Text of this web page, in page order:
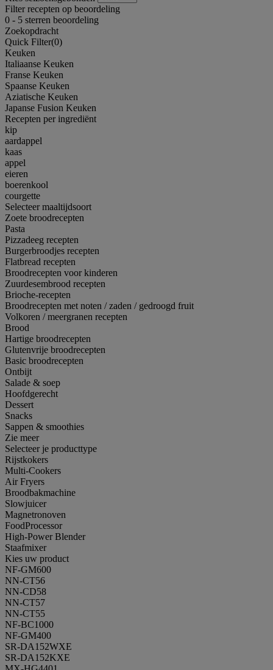
Filter recepten op beoordeling
0 - 5 sterren beoordeling
Zoekopdracht
Quick Filter(0)
Keuken
Italiaanse Keuken
Franse Keuken
Spaanse Keuken
Aziatische Keuken
Japanse Fusion Keuken
Recepten per ingrediënt
kip
aardappel
kaas
appel
eieren
boerenkool
courgette
Selecteer maaltijdsoort
Zoete broodrecepten
Pasta
Pizzadeeg recepten
Burgerbroodjes recepten
Flatbread recepten
Broodrecepten voor kinderen
Zuurdesembrood recepten
Brioche-recepten
Broodrecepten met noten / zaden / gedroogd fruit
Volkoren / meergranen recepten
Brood
Hartige broodrecepten
Glutenvrije broodrecepten
Basic broodrecepten
Ontbijt
Salade & soep
Hoofdgerecht
Dessert
Snacks
Sappen & smoothies
Zie meer
Selecteer je producttype
Rijstkokers
Multi-Cookers
Air Fryers
Broodbakmachine
Slowjuicer
Magnetronoven
FoodProcessor
High-Power Blender
Staafmixer
Kies uw product
NF-GM600
NN-CT56
NN-CD58
NN-CT57
NN-CT55
NF-BC1000
NF-GM400
SR-DA152WXE
SR-DA152KXE